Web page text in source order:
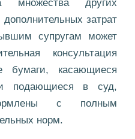
множества других
затрат
супругам может
консультация
бумаги, касающиеся
подающиеся в суд,
с полным
норм.